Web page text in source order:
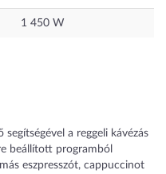
1 450 W
a reggeli kávézás
beállított programból
eszpresszót, cappuccinot